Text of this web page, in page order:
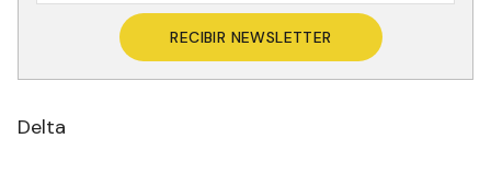
RECIBIR NEWSLETTER
Delta